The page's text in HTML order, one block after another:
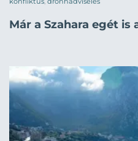
Már a Szahara egét is